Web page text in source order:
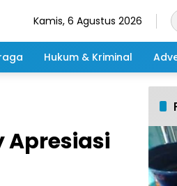
Kamis, 6 Agustus 2026
Hukum & Kriminal
Apresiasi